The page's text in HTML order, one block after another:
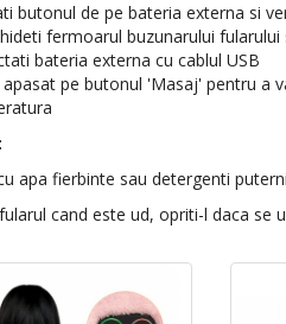
butonul de pe bateria externa si
fermoarul buzunarului
bateria externa cu cablul USB
apasat pe butonul 'Masaj' pentru a
apa fierbinte sau detergenti
cand este ud, opriti-l daca se